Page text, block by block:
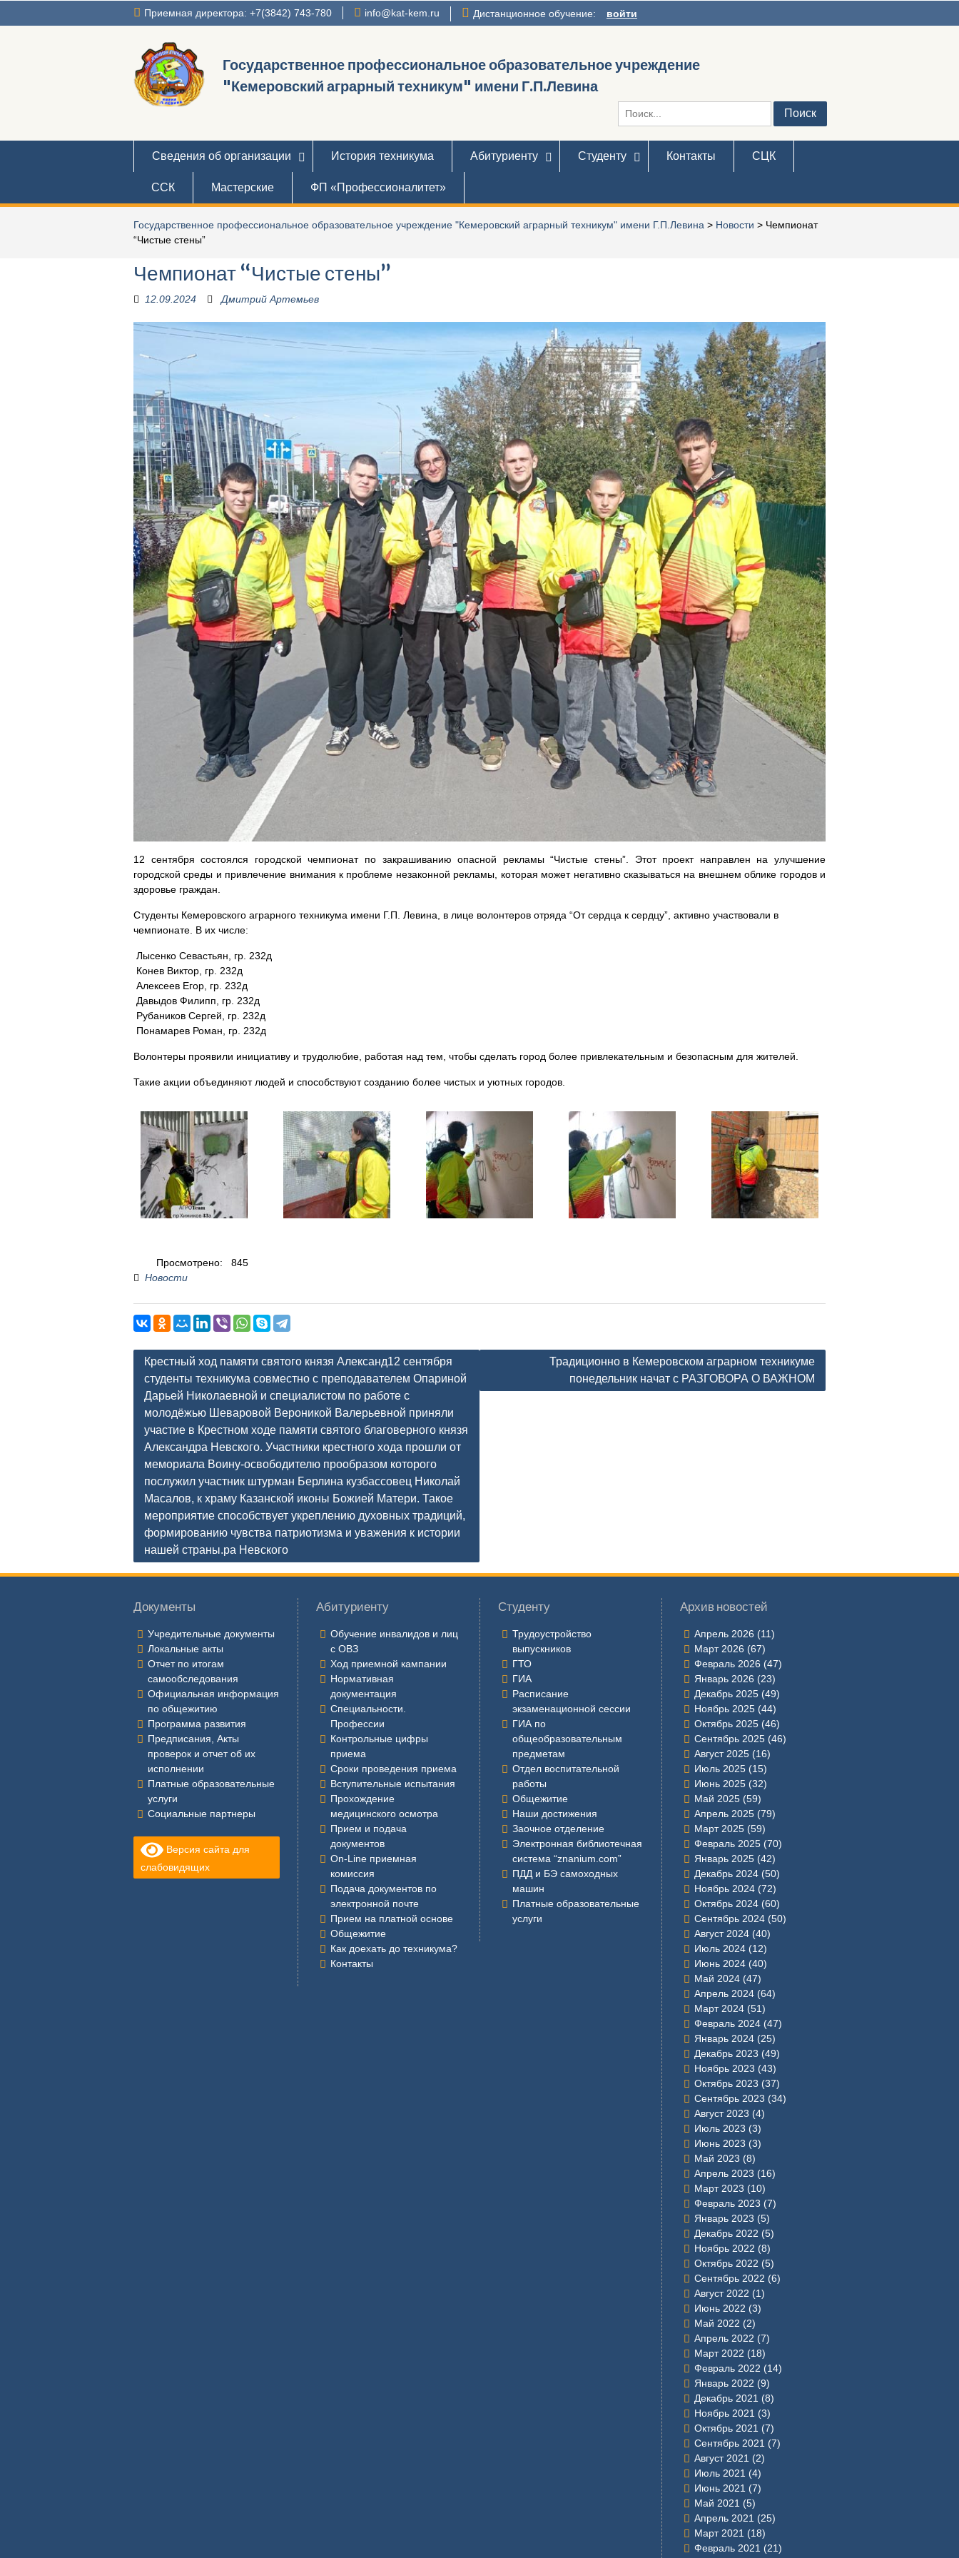
Приемная директора: +7(3842) 743-780 info@kat-kem.ru Дистанционное обучение: войти
Государственное профессиональное образовательное учреждение
"Кемеровский аграрный техникум" имени Г.П.Левина
Искать:
Сведения об организации История техникума Абитуриенту Студенту Контакты СЦК
ССК Мастерские ФП «Профессионалитет»
Государственное профессиональное образовательное учреждение "Кемеровский аграрный техникум" имени Г.П.Левина > Новости > Чемпионат
“Чистые стены”
Чемпионат “Чистые стены”
12.09.2024 Дмитрий Артемьев
12 сентября состоялся городской чемпионат по закрашиванию опасной рекламы “Чистые стены”. Этот проект направлен на улучшение
городской среды и привлечение внимания к проблеме незаконной рекламы, которая может негативно сказываться на внешнем облике городов и
здоровье граждан.
Студенты Кемеровского аграрного техникума имени Г.П. Левина, в лице волонтеров отряда “От сердца к сердцу”, активно участвовали в
чемпионате. В их числе:
Лысенко Севастьян, гр. 232д
Конев Виктор, гр. 232д
Алексеев Егор, гр. 232д
Давыдов Филипп, гр. 232д
Рубаников Сергей, гр. 232д
Понамарев Роман, гр. 232д
Волонтеры проявили инициативу и трудолюбие, работая над тем, чтобы сделать город более привлекательным и безопасным для жителей.
Такие акции объединяют людей и способствуют созданию более чистых и уютных городов.
Просмотрено:
845
Новости
Навигация
по
записям
Крестный ход памяти святого князя Александ12 сентября
студенты техникума совместно с преподавателем Опариной
Дарьей Николаевной и специалистом по работе с
молодёжью Шеваровой Вероникой Валерьевной приняли
участие в Крестном ходе памяти святого благоверного князя
Александра Невского. Участники крестного хода прошли от
мемориала Воину-освободителю прообразом которого
послужил участник штурман Берлина кузбассовец Николай
Масалов, к храму Казанской иконы Божией Матери. Такое
мероприятие способствует укреплению духовных традиций,
формированию чувства патриотизма и уважения к истории
нашей страны.ра Невского
Традиционно в Кемеровском аграрном техникуме
понедельник начат с РАЗГОВОРА О ВАЖНОМ
Документы
Учредительные документы
Локальные акты
Отчет по итогам
самообследования
Официальная информация
по общежитию
Программа развития
Предписания, Акты
проверок и отчет об их
исполнении
Платные образовательные
услуги
Социальные партнеры
Версия сайта для
слабовидящих
Абитуриенту
Обучение инвалидов и лиц
с ОВЗ
Ход приемной кампании
Нормативная
документация
Специальности.
Профессии
Контрольные цифры
приема
Сроки проведения приема
Вступительные испытания
Прохождение
медицинского осмотра
Прием и подача
документов
On-Line приемная
комиссия
Подача документов по
электронной почте
Прием на платной основе
Общежитие
Как доехать до техникума?
Контакты
Студенту
Трудоустройство
выпускников
ГТО
ГИА
Расписание
экзаменационной сессии
ГИА по
общеобразовательным
предметам
Отдел воспитательной
работы
Общежитие
Наши достижения
Заочное отделение
Электронная библиотечная
система “znanium.com”
ПДД и БЭ самоходных
машин
Платные образовательные
услуги
Архив новостей
Апрель 2026 (11)
Март 2026 (67)
Февраль 2026 (47)
Январь 2026 (23)
Декабрь 2025 (49)
Ноябрь 2025 (44)
Октябрь 2025 (46)
Сентябрь 2025 (46)
Август 2025 (16)
Июль 2025 (15)
Июнь 2025 (32)
Май 2025 (59)
Апрель 2025 (79)
Март 2025 (59)
Февраль 2025 (70)
Январь 2025 (42)
Декабрь 2024 (50)
Ноябрь 2024 (72)
Октябрь 2024 (60)
Сентябрь 2024 (50)
Август 2024 (40)
Июль 2024 (12)
Июнь 2024 (40)
Май 2024 (47)
Апрель 2024 (64)
Март 2024 (51)
Февраль 2024 (47)
Январь 2024 (25)
Декабрь 2023 (49)
Ноябрь 2023 (43)
Октябрь 2023 (37)
Сентябрь 2023 (34)
Август 2023 (4)
Июль 2023 (3)
Июнь 2023 (3)
Май 2023 (8)
Апрель 2023 (16)
Март 2023 (10)
Февраль 2023 (7)
Январь 2023 (5)
Декабрь 2022 (5)
Ноябрь 2022 (8)
Октябрь 2022 (5)
Сентябрь 2022 (6)
Август 2022 (1)
Июнь 2022 (3)
Май 2022 (2)
Апрель 2022 (7)
Март 2022 (18)
Февраль 2022 (14)
Январь 2022 (9)
Декабрь 2021 (8)
Ноябрь 2021 (3)
Октябрь 2021 (7)
Сентябрь 2021 (7)
Август 2021 (2)
Июль 2021 (4)
Июнь 2021 (7)
Май 2021 (5)
Апрель 2021 (25)
Март 2021 (18)
Февраль 2021 (21)